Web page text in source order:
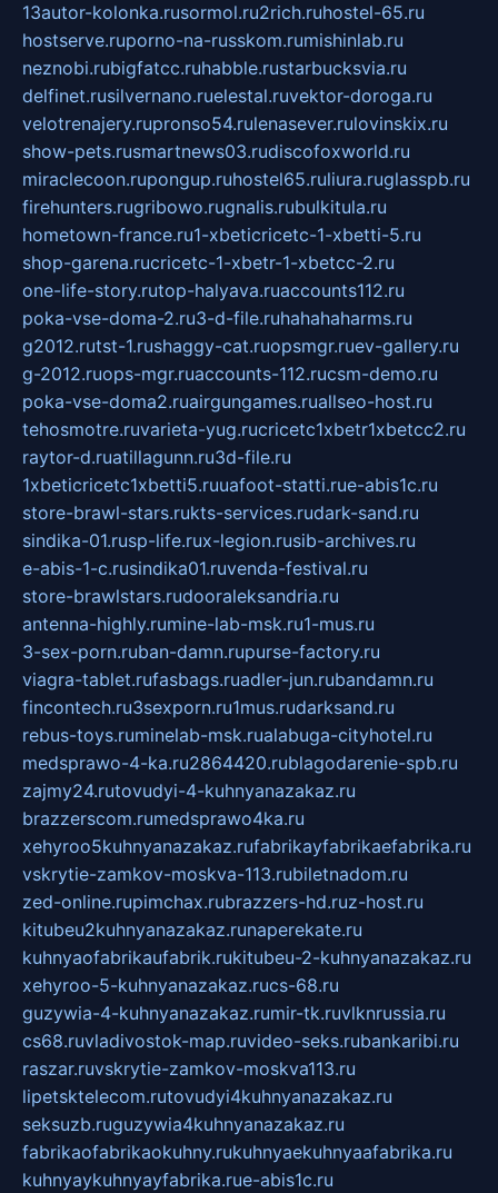
13autor-kolonka.rusormol.ru2rich.ruhostel-65.ru
hostserve.ruporno-na-russkom.rumishinlab.ru
neznobi.rubigfatcc.ruhabble.rustarbucksvia.ru
delfinet.rusilvernano.ruelestal.ruvektor-doroga.ru
velotrenajery.rupronso54.rulenasever.rulovinskix.ru
show-pets.rusmartnews03.rudiscofoxworld.ru
miraclecoon.rupongup.ruhostel65.ruliura.ruglasspb.ru
firehunters.rugribowo.rugnalis.rubulkitula.ru
hometown-france.ru1-xbeticricetc-1-xbetti-5.ru
shop-garena.rucricetc-1-xbetr-1-xbetcc-2.ru
one-life-story.rutop-halyava.ruaccounts112.ru
poka-vse-doma-2.ru3-d-file.ruhahahaharms.ru
g2012.rutst-1.rushaggy-cat.ruopsmgr.ruev-gallery.ru
g-2012.ruops-mgr.ruaccounts-112.rucsm-demo.ru
poka-vse-doma2.ruairgungames.ruallseo-host.ru
tehosmotre.ruvarieta-yug.rucricetc1xbetr1xbetcc2.ru
raytor-d.ruatillagunn.ru3d-file.ru
1xbeticricetc1xbetti5.ruuafoot-statti.rue-abis1c.ru
store-brawl-stars.rukts-services.rudark-sand.ru
sindika-01.rusp-life.rux-legion.rusib-archives.ru
e-abis-1-c.rusindika01.ruvenda-festival.ru
store-brawlstars.rudooraleksandria.ru
antenna-highly.rumine-lab-msk.ru1-mus.ru
3-sex-porn.ruban-damn.rupurse-factory.ru
viagra-tablet.rufasbags.ruadler-jun.rubandamn.ru
fincontech.ru3sexporn.ru1mus.rudarksand.ru
rebus-toys.ruminelab-msk.rualabuga-cityhotel.ru
medsprawo-4-ka.ru2864420.rublagodarenie-spb.ru
zajmy24.rutovudyi-4-kuhnyanazakaz.ru
brazzerscom.rumedsprawo4ka.ru
xehyroo5kuhnyanazakaz.rufabrikayfabrikaefabrika.ru
vskrytie-zamkov-moskva-113.rubiletnadom.ru
zed-online.rupimchax.rubrazzers-hd.ruz-host.ru
kitubeu2kuhnyanazakaz.runaperekate.ru
kuhnyaofabrikaufabrik.rukitubeu-2-kuhnyanazakaz.ru
xehyroo-5-kuhnyanazakaz.rucs-68.ru
guzywia-4-kuhnyanazakaz.rumir-tk.ruvlknrussia.ru
cs68.ruvladivostok-map.ruvideo-seks.rubankaribi.ru
raszar.ruvskrytie-zamkov-moskva113.ru
lipetsktelecom.rutovudyi4kuhnyanazakaz.ru
seksuzb.ruguzywia4kuhnyanazakaz.ru
fabrikaofabrikaokuhny.rukuhnyaekuhnyaafabrika.ru
kuhnyaykuhnyayfabrika.rue-abis1c.ru